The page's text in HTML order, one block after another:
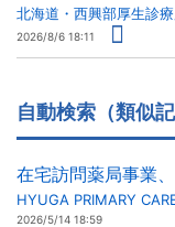
北海道・西興部厚生診
2026/8/6 18:11
自動検索（類似記
在宅訪問薬局事業
HYUGA PRIMARY
2026/5/14 18:59